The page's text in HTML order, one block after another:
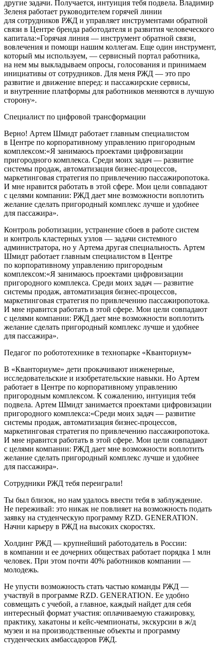
другие задачи. Получается, интуиция тебя подвела. Владимир
Зеленя работает руководителем горячей линии
для сотрудников РЖД и управляет инструментами обратной
связи в Центре бренда работодателя и развития человеческого
капитала:«Горячая линия — инструмент обратной связи,
вовлечения и помощи нашим коллегам. Еще один инструмент,
который мы используем, — сервисный портал работника,
на нем мы выкладываем опросы, голосования и принимаем
инициативы от сотрудников. Для меня РЖД — это про
развитие и движение вперед: и пассажирские сервисы,
и внутренние платформы для работников меняются в лучшую
сторону».
Специалист по цифровой трансформации
Верно! Артем Шмидт работает главным специалистом
в Центре по корпоративному управлению пригородным
комплексом:«Я занимаюсь проектами цифровизации
пригородного комплекса. Среди моих задач — развитие
системы продаж, автоматизация бизнес-процессов,
маркетинговая стратегия по привлечению пассажиропотока.
И мне нравится работать в этой сфере. Мои цели совпадают
с целями компании: РЖД дает мне возможности воплотить
желание сделать пригородный комплекс лучше и удобнее
для пассажира».
Контроль роботизации, устранение сбоев в работе систем
и контроль кластерных узлов — задачи системного
администратора, но у Артема другая специальность. Артем
Шмидт работает главным специалистом в Центре
по корпоративному управлению пригородным
комплексом:«Я занимаюсь проектами цифровизации
пригородного комплекса. Среди моих задач — развитие
системы продаж, автоматизация бизнес-процессов,
маркетинговая стратегия по привлечению пассажиропотока.
И мне нравится работать в этой сфере. Мои цели совпадают
с целями компании: РЖД дает мне возможности воплотить
желание сделать пригородный комплекс лучше и удобнее
для пассажира».
Педагог по робототехнике в технопарке «Кванториум»
В «Кванториуме» дети прокачивают инженерные,
исследовательские и изобретательские навыки. Но Артем
работает в Центре по корпоративному управлению
пригородным комплексом. К сожалению, интуиция тебя
подвела. Артем Шмидт занимается проектами цифровизации
пригородного комплекса:«Среди моих задач — развитие
системы продаж, автоматизация бизнес-процессов,
маркетинговая стратегия по привлечению пассажиропотока.
И мне нравится работать в этой сфере. Мои цели совпадают
с целями компании: РЖД дает мне возможности воплотить
желание сделать пригородный комплекс лучше и удобнее
для пассажира».
Сотрудники РЖД тебя переиграли!
Ты был близок, но нам удалось ввести тебя в заблуждение.
Не переживай: это никак не повлияет на возможность подать
заявку на студенческую программу RZD. GENERATION.
Начни карьеру в РЖД на высоких скоростях.
Холдинг РЖД — крупнейший работодатель в России:
в компании и ее дочерних обществах работает порядка 1 млн
человек. При этом почти 40% работников компании —
молодежь.
Не упусти возможность стать частью команды РЖД —
участвуй в программе RZD. GENERATION. Ее удобно
совмещать с учебой, а главное, каждый найдет для себя
интересный формат участия: оплачиваемую стажировку,
практику, хакатоны и кейс-чемпионаты, экскурсии в ж/д
музеи и на производственные объекты и программу
студенческих амбассадоров РЖД.